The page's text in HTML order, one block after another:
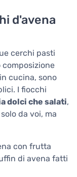
d'avena
cerchi pasti
composizione
cucina, sono
I fiocchi
dolci che salati,
da voi, ma
con frutta
di avena fatti